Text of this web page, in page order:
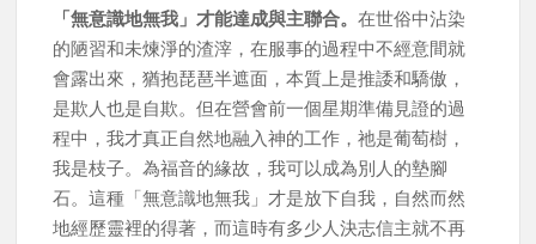
「無意識地無我」才能達成與主聯合。在世俗中沾染
的陋習和未煉淨的渣滓，在服事的過程中不經意間就
會露出來，猶抱琵琶半遮面，本質上是推諉和驕傲，
是欺人也是自欺。但在營會前一個星期準備見證的過
程中，我才真正自然地融入神的工作，祂是葡萄樹，
我是枝子。為福音的緣故，我可以成為別人的墊腳
石。這種「無意識地無我」才是放下自我，自然而然
地經歷靈裡的得著，而這時有多少人決志信主就不再